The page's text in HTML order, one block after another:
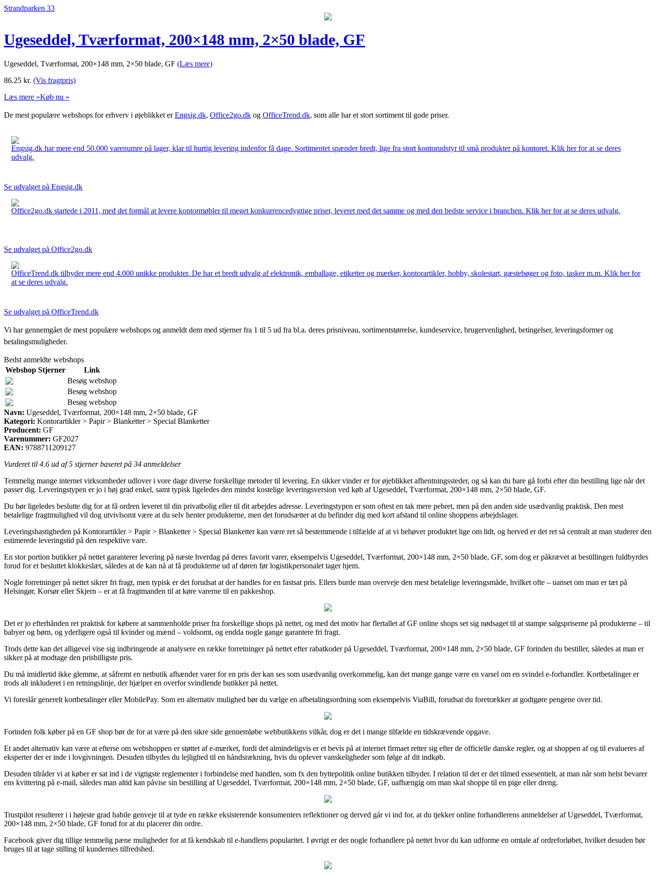
Strandparken 33
Ugeseddel, Tværformat, 200×148 mm, 2×50 blade, GF
Ugeseddel, Tværformat, 200×148 mm, 2×50 blade, GF (Læs mere)
86.25 kr. (Vis fragtpris)
Læs mere »Køb nu »
De mest populære webshops for erhverv i øjeblikket erEngsig.dk, Office2go.dk og OfficeTrend.dk, som alle har et stort sortiment til gode priser.
Engsig.dk har mere end 50.000 varenumre på lager, klar til hurtig levering indenfor få dage. Sortimentet spænder bredt, lige fra stort kontorudstyr til små produkter på kontoret. Klik her for at se deres
udvalg.
Se udvalget på Engsig.dk
Office2go.dk startede i 2011, med det formål at levere kontormøbler til meget konkurrencedygtige priser, leveret med det samme og med den bedste service i branchen. Klik her for at se deres udvalg.
Se udvalget på Office2go.dk
OfficeTrend.dk tilbyder mere end 4.000 unikke produkter. De har et bredt udvalg af elektronik, emballage, etiketter og mærker, kontorartikler, hobby, skolestart, gæstebøger og foto, tasker m.m. Klik her for
at se deres udvalg.
Se udvalget på OfficeTrend.dk
Vi har gennemgået de mest populære webshops og anmeldt dem med stjerner fra 1 til 5 ud fra bl.a. deres prisniveau, sortimentstørrelse, kundeservice, brugervenlighed, betingelser, leveringsformer og
betalingsmuligheder.
Bedst anmeldte webshops
Webshop Stjerner
Link
Besøg webshop
Besøg webshop
Besøg webshop
Navn: Ugeseddel, Tværformat, 200×148 mm, 2×50 blade, GF
Kategori: Kontorartikler > Papir > Blanketter > Special Blanketter
Producent: GF
Varenummer: GF2027
EAN: 9788711209127
Vurderet til 4.6 ud af 5 stjerner baseret på 34 anmeldelser
Temmelig mange internet virksomheder udlover i vore dage diverse forskellige metoder til levering. En sikker vinder er for øjeblikket afhentningssteder, og så kan du bare gå forbi efter din bestilling lige når det
passer dig. Leveringstypen er jo i høj grad enkel, samt typisk ligeledes den mindst kostelige leveringsversion ved køb af Ugeseddel, Tværformat, 200×148 mm, 2×50 blade, GF.
Du bør ligeledes beslutte dig for at få ordren leveret til din privatbolig eller til dit arbejdes adresse. Leveringstypen er som oftest en tak mere pebret, men på den anden side usædvanlig praktisk. Den mest
betalelige fragtmulighed vil dog utvivlsomt være at du selv henter produkterne, men det forudsætter at du befinder dig med kort afstand til online shoppens arbejdslager.
Leveringshastigheden på Kontorartikler > Papir > Blanketter > Special Blanketter kan være ret så bestemmende i tilfælde af at vi behøver produktet lige om lidt, og herved er det ret så centralt at man studerer den
estimerede leveringstid på den respektive vare.
En stor portion butikker på nettet garanterer levering på næste hverdag på deres favorit varer, eksempelvis Ugeseddel, Tværformat, 200×148 mm, 2×50 blade, GF, som dog er påkrævet at bestillingen fuldbyrdes
forud for et besluttet klokkeslæt, således at de kan nå at få produkterne ud af døren før logistikpersonalet tager hjem.
Nogle forretninger på nettet sikrer fri fragt, men typisk er det forudsat at der handles for en fastsat pris. Ellers burde man overveje den mest betalelige leveringsmåde, hvilket ofte – uanset om man er tæt på
Helsingør, Korsør eller Skjern – er at få fragtmanden til at køre varerne til en pakkeshop.
Det er jo efterhånden ret praktisk for købere at sammenholde priser fra forskellige shops på nettet, og med det motiv har flertallet af GF online shops set sig nødsaget til at stampe salgspriserne på produkterne – til
babyer og børn, og yderligere også til kvinder og mænd – voldsomt, og endda nogle gange garantere fri fragt.
Trods dette kan det alligevel vise sig indbringende at analysere en række forretninger på nettet efter rabatkoder på Ugeseddel, Tværformat, 200×148 mm, 2×50 blade, GF forinden du bestiller, således at man er
sikker på at modtage den prisbilligste pris.
Du må imidlertid ikke glemme, at såfremt en netbutik afhænder varer for en pris der kan ses som usædvanlig overkommelig, kan det mange gange være en varsel om en svindel e-forhandler. Kortbetalinger er
trods alt inkluderet i en retningslinje, der hjælper en overfor svindlende butikker på nettet.
Vi foreslår generelt kortbetalinger eller MobilePay. Som en alternativ mulighed bør du vælge en afbetalingsordning som eksempelvis ViaBill, forudsat du foretrækker at godtgøre pengene over tid.
Forinden folk køber på en GF shop bør de for at være på den sikre side gennemløbe webbutikkens vilkår, dog er det i mange tilfælde en tidskrævende opgave.
Et andet alternativ kan være at efterse om webshoppen er støttet af e-mærket, fordi det almindeligvis er et bevis på at internet firmaet retter sig efter de officielle danske regler, og at shoppen af og til evalueres af
eksperter der er inde i lovgivningen. Desuden tilbydes du lejlighed til en håndsrækning, hvis du oplever vanskeligheder som følge af dit indkøb.
Desuden tilråder vi at køber er sat ind i de vigtigste reglementer i forbindelse med handlen, som fx den byttepolitik online butikken tilbyder. I relation til det er det tilmed essesentielt, at man når som helst bevarer
ens kvittering på e-mail, således man altid kan påvise sin bestilling af Ugeseddel, Tværformat, 200×148 mm, 2×50 blade, GF, uafhængig om man skal shoppe til en pige eller dreng.
Trustpilot resulterer i i højeste grad habile genveje til at tyde en række eksisterende konsumenters reflektioner og derved går vi ind for, at du tjekker online forhandlerens anmeldelser af Ugeseddel, Tværformat,
200×148 mm, 2×50 blade, GF forud for at du placerer din ordre.
Facebook giver dig tillige temmelig pæne muligheder for at få kendskab til e-handlens popularitet. I øvrigt er der nogle forhandlere på nettet hvor du kan udforme en omtale af ordreforløbet, hvilket desuden bør
bruges til at tage stilling til kundernes tilfredshed.